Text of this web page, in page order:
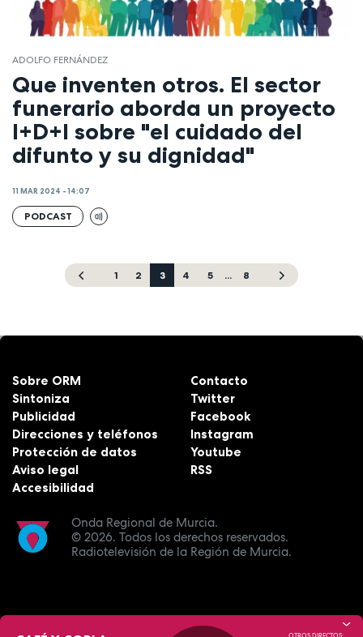
ADOLFO FERNÁNDEZ
Que inventen otros. El sector
funerario aborda un proyecto
I+D+I sobre "el cuidado del
difunto y su dignidad"
11 MAR 2024 - 14:07
PODCAST
1 2 3 4 5 ... 8
Onda Regional de Murcia.
© 2026. Todos los derechos reservados.
Radiotelevisión de la Región de Murcia.
Sobre ORM
Sintoniza
Publicidad
Direcciones y teléfonos
Protección de datos
Aviso legal
Accesibilidad
Contacto
Twitter
Facebook
Instagram
Youtube
RSS
OTROS DIRECTOS: